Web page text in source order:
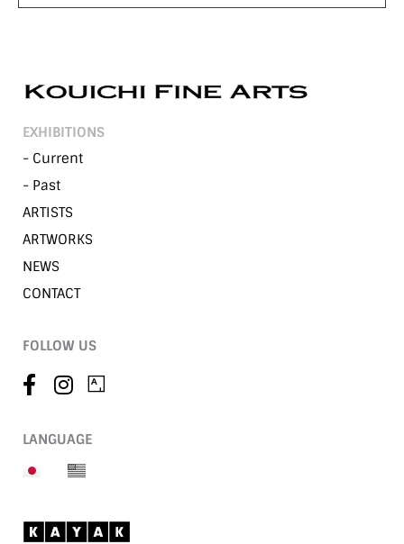
EXHIBITIONS
- Current
- Past
ARTISTS
ARTWORKS
NEWS
CONTACT
FOLLOW US
LANGUAGE